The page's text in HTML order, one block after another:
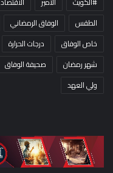
الطقس
الوفاق الرمضاني
خاص الوفاق
درجات الحرارة
شهر رمضان
صحيفة الوفاق
ولي العهد